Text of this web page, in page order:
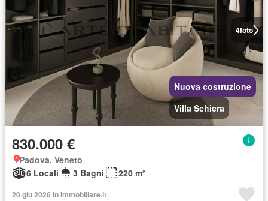
4foto
Nuova costruzione
Villa Schiera
830.000 €
Padova, Veneto
6 Locali
3 Bagni 220 m²
20 giu 2026 in Immobiliare.it